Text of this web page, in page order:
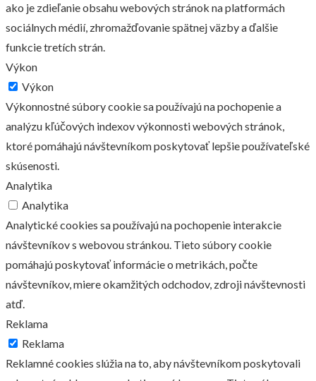
ako je zdieľanie obsahu webových stránok na platformách
sociálnych médií, zhromažďovanie spätnej väzby a ďalšie
funkcie tretích strán.
Výkon
Výkon
Výkonnostné súbory cookie sa používajú na pochopenie a
analýzu kľúčových indexov výkonnosti webových stránok,
ktoré pomáhajú návštevníkom poskytovať lepšie používateľské
skúsenosti.
Analytika
Analytika
Analytické cookies sa používajú na pochopenie interakcie
návštevníkov s webovou stránkou. Tieto súbory cookie
pomáhajú poskytovať informácie o metrikách, počte
návštevníkov, miere okamžitých odchodov, zdroji návštevnosti
atď.
Reklama
Reklama
Reklamné cookies slúžia na to, aby návštevníkom poskytovali